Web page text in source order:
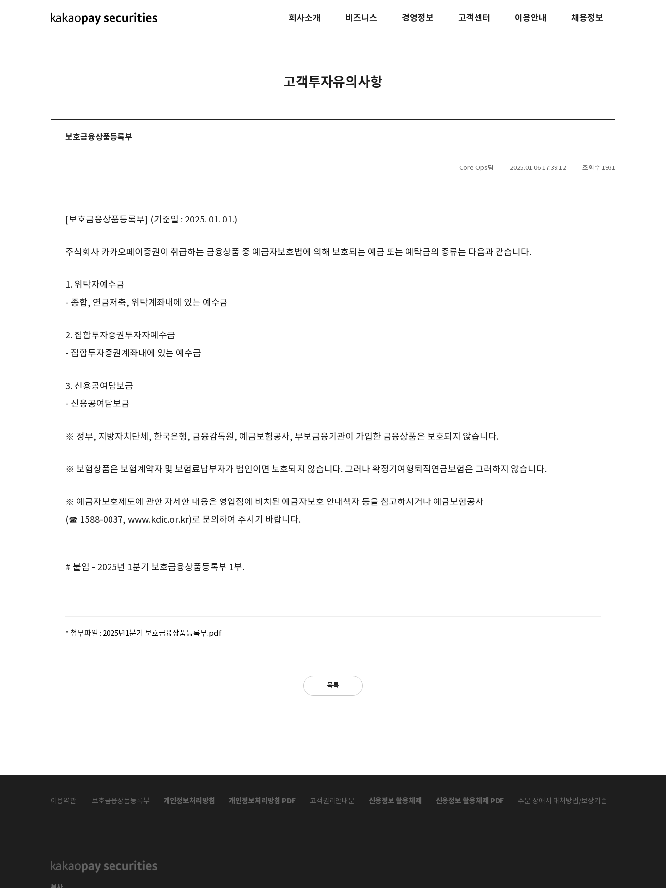
회사소개 비즈니스 경영정보 고객센터 이용안내 채용정보
고객투자유의사항
보호금융상품등록부
Core Ops팀 2025.01.06 17:39:12 조회수 1931
[보호금융상품등록부] (기준일 : 2025. 01. 01.)
주식회사 카카오페이증권이 취급하는 금융상품 중 예금자보호법에 의해 보호되는 예금 또는 예탁금의 종류는 다음과 같습니다.
1. 위탁자예수금
- 종합, 연금저축, 위탁계좌내에 있는 예수금
2. 집합투자증권투자자예수금
- 집합투자증권계좌내에 있는 예수금
3. 신용공여담보금
- 신용공여담보금
※ 정부, 지방자치단체, 한국은행, 금융감독원, 예금보험공사, 부보금융기관이 가입한 금융상품은 보호되지 않습니다.
※ 보험상품은 보험계약자 및 보험료납부자가 법인이면 보호되지 않습니다. 그러나 확정기여형퇴직연금보험은 그러하지 않습니다.
※ 예금자보호제도에 관한 자세한 내용은 영업점에 비치된 예금자보호 안내책자 등을 참고하시거나 예금보험공사
(☎ 1588-0037, www.kdic.or.kr)로 문의하여 주시기 바랍니다.
# 붙임 - 2025년 1분기 보호금융상품등록부 1부.
* 첨부파일 : 2025년1분기 보호금융상품등록부.pdf
목록
이용약관 보호금융상품등록부 개인정보처리방침 개인정보처리방침 PDF 고객권리안내문 신용정보 활용체제 신용정보 활용체제 PDF 주문 장애시 대처방법/보상기준